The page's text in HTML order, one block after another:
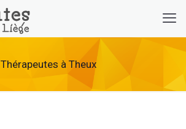
Thérapeutes à Theux